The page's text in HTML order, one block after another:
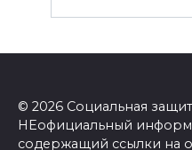
© 2026 Социальная
НЕофициальный
содержащий ссылки на